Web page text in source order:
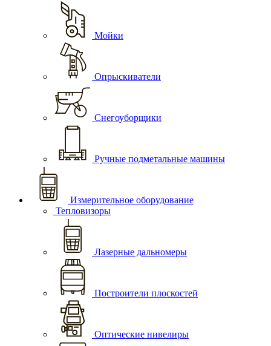
Мойки
Опрыскиватели
Снегоуборщики
Ручные подметальные машины
Измерительное оборудование
Тепловизоры
Лазерные дальномеры
Построители плоскостей
Оптические нивелиры